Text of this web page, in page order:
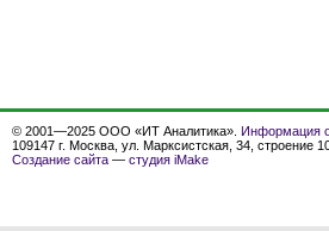
© 2001—2025 ООО «ИТ Аналитика». Информация
109147 г. Москва, ул. Марксистская, 34, строение
Создание сайта — студия iMake